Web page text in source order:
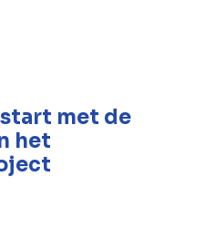
met de
het